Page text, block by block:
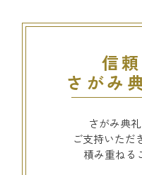
信
さがみ
さがみ典
ご支持いただ
積み重ねる